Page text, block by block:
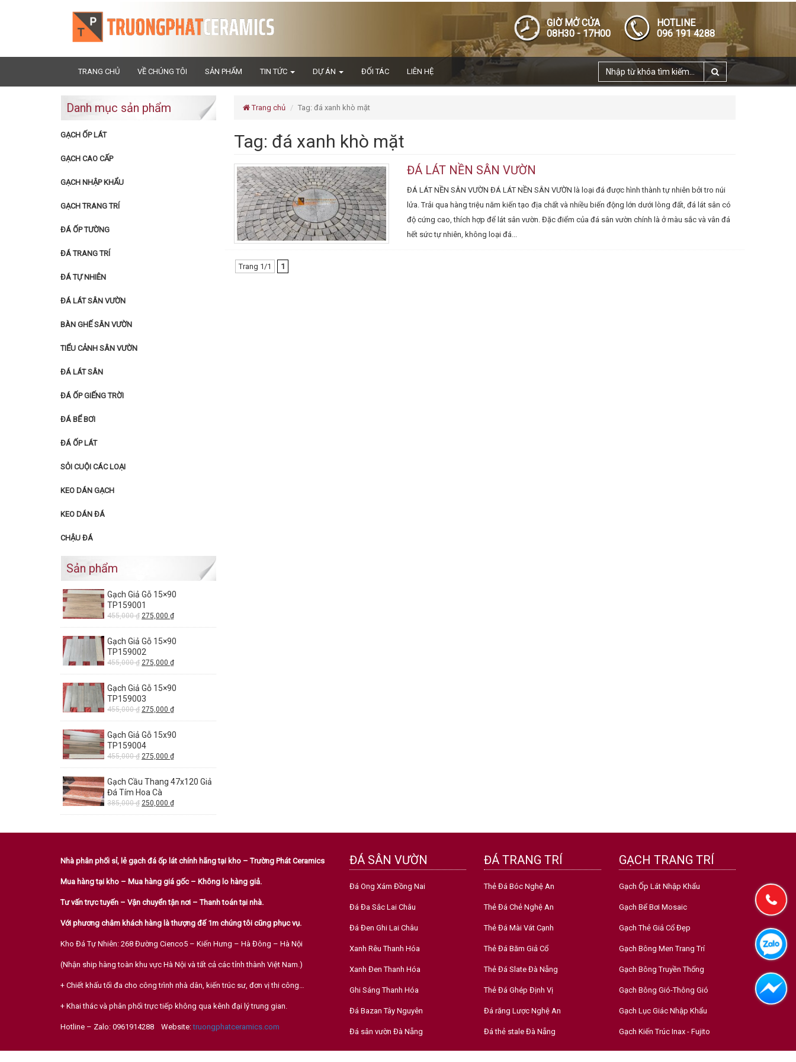
GIỜ MỞ CỬA
08H30 - 17H00
HOTLINE
096 191 4288
TRANG CHỦ VỀ CHÚNG TÔI SẢN PHẨM TIN TỨC DỰ ÁN ĐỐI TÁC LIÊN HỆ
Trang chủ Tag: đá xanh khò mặt
Tag: đá xanh khò mặt
ĐÁ LÁT NỀN SÂN VƯỜN
ĐÁ LÁT NỀN SÂN VƯỜN ĐÁ LÁT NỀN SÂN VƯỜN là loại đá được hình thành tự nhiên bởi tro núi
lửa. Trải qua hàng triệu năm kiến tạo địa chất và nhiều biến động lớn dưới lòng đất, đá lát sân có
độ cứng cao, thích hợp để lát sân vườn. Đặc điểm của đá sân vườn chính là ở màu sắc và vân đá
hết sức tự nhiên, không loại đá...
Trang 1/1 1
Danh mục sản phẩm
GẠCH ỐP LÁT
GẠCH CAO CẤP
GẠCH NHẬP KHẨU
GẠCH TRANG TRÍ
ĐÁ ỐP TƯỜNG
ĐÁ TRANG TRÍ
ĐÁ TỰ NHIÊN
ĐÁ LÁT SÂN VƯỜN
BÀN GHẾ SÂN VƯỜN
TIỂU CẢNH SÂN VƯỜN
ĐÁ LÁT SÂN
ĐÁ ỐP GIẾNG TRỜI
ĐÁ BỂ BƠI
ĐÁ ỐP LÁT
SỎI CUỘI CÁC LOẠI
KEO DÁN GẠCH
KEO DÁN ĐÁ
CHẬU ĐÁ
Sản phẩm
Gạch Giả Gỗ 15×90
TP159001
455,000₫ 275,000 ₫
Gạch Giả Gỗ 15×90
TP159002
455,000₫ 275,000 ₫
Gạch Giả Gỗ 15×90
TP159003
455,000₫ 275,000 ₫
Gạch Giả Gỗ 15x90
TP159004
455,000₫ 275,000 ₫
Gạch Cầu Thang 47x120 Giả
Đá Tím Hoa Cà
385,000₫ 250,000 ₫
Nhà phân phối sỉ, lẻ gạch đá ốp lát chính hãng tại kho – Trường Phát Ceramics
Mua hàng tại kho – Mua hàng giá gốc – Không lo hàng giả.
Tư vấn trực tuyến – Vận chuyển tận nơi – Thanh toán tại nhà.
Với phương châm khách hàng là thượng đế 1m chúng tôi cũng phục vụ.
Kho Đá Tự Nhiên: 268 Đường Cienco5 – Kiến Hưng – Hà Đông – Hà Nội
(Nhận ship hàng toàn khu vực Hà Nội và tất cả các tỉnh thành Việt Nam.)
+ Chiết khấu tối đa cho công trình nhà dân, kiến trúc sư, đơn vị thi công…
+ Khai thác và phân phối trực tiếp không qua kênh đại lý trung gian.
Hotline – Zalo: 0961914288 Website:truongphatceramics.com
ĐÁ SÂN VƯỜN
Đá Ong Xám Đồng Nai
Đá Đa Sắc Lai Châu
Đá Đen Ghi Lai Châu
Xanh Rêu Thanh Hóa
Xanh Đen Thanh Hóa
Ghi Sáng Thanh Hóa
Đá Bazan Tây Nguyên
Đá sân vườn Đà Nẵng
ĐÁ TRANG TRÍ
Thẻ Đá Bóc Nghệ An
Thẻ Đá Chẻ Nghệ An
Thẻ Đá Mài Vát Cạnh
Thẻ Đá Băm Giả Cổ
Thẻ Đá Slate Đà Nẵng
Thẻ Đá Ghép Định Vị
Đá răng Lược Nghệ An
Đá thẻ stale Đà Nẵng
GẠCH TRANG TRÍ
Gạch Ốp Lát Nhập Khẩu
Gạch Bể Bơi Mosaic
Gạch Thẻ Giả Cổ Đẹp
Gạch Bông Men Trang Trí
Gạch Bông Truyền Thống
Gạch Bông Gió-Thông Gió
Gạch Lục Giác Nhập Khẩu
Gạch Kiến Trúc Inax - Fujito